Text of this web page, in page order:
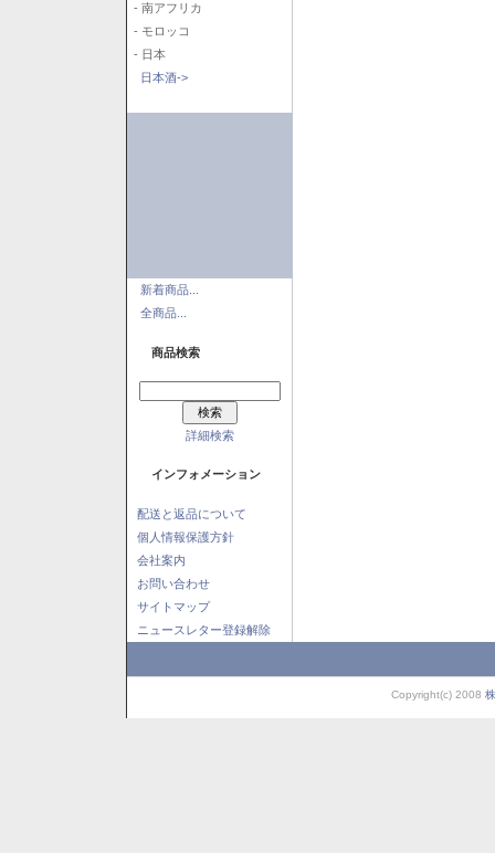
- 南アフリカ
- モロッコ
- 日本
日本酒->
新着商品...
全商品...
商品検索
詳細検索
インフォメーション
配送と返品について
個人情報保護方針
会社案内
お問い合わせ
サイトマップ
ニュースレター登録解除
Copyright(c) 2008